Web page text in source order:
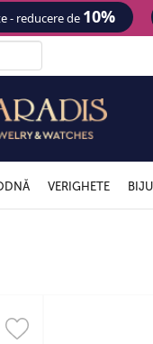
- reducere de 10%
VERIGHETE